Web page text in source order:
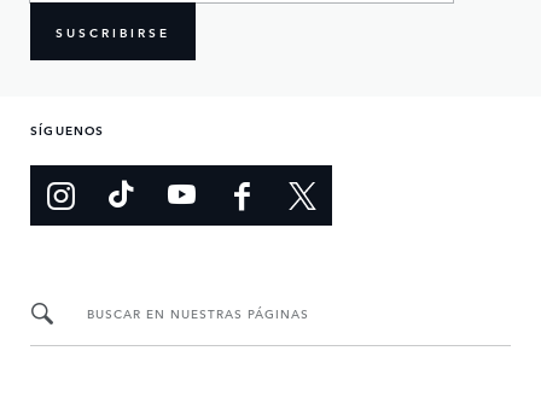
SUSCRIBIRSE
SÍGUENOS
BUSCAR EN NUESTRAS PÁGINAS